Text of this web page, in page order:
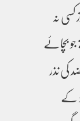
نہ
بچائے
کی نذر
کے